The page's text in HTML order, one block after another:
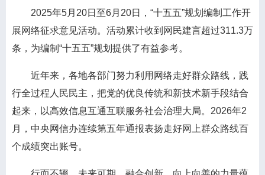
2025年5月20日至6月20日，“十五五”规划编制工作开
展网络征求意见活动。活动累计收到网民建言超过311.3万
条，为编制“十五五”规划提供了有益参考。
近年来，各地各部门努力利用网络走好群众路线，践
行全过程人民民主，把党的优良传统和新技术新手段结合
起来，以高效信息互通互联服务社会治理大局。2026年2
月，中央网信办连续第五年通报表扬走好网上群众路线百
个成绩突出账号。